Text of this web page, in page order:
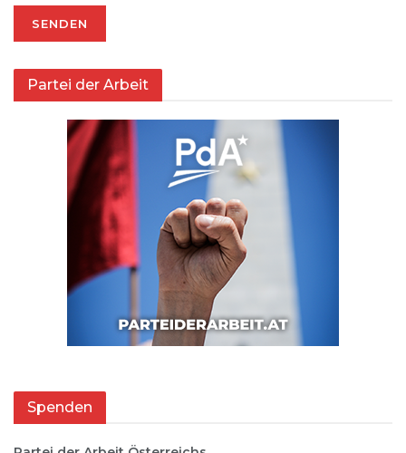
Partei der Arbeit
Spenden